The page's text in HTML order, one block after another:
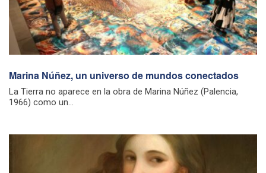
Marina Núñez, un universo de mundos conectados
La Tierra no aparece en la obra de Marina Núñez (Palencia,
1966) como un...